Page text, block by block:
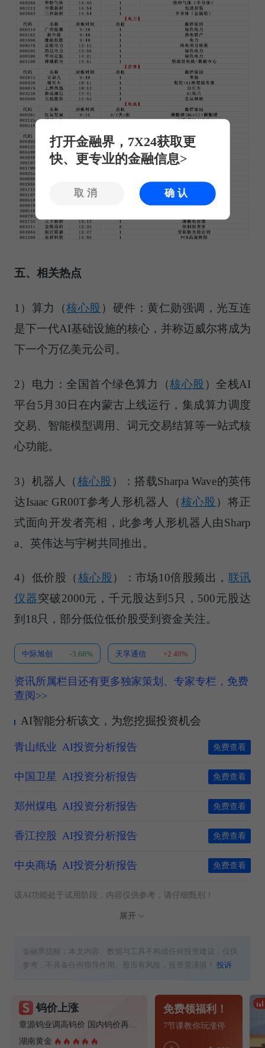
五、相关热点
1） 算力（核心股 ） 硬件：黄仁勋强调，光互连
是下一代AI基础设施的核心，并称迈威尔将成为
下一个万亿美元公司。
2）电力：全国首个绿色算力（核心股 ）全栈AI
平台5月30日在内蒙古上线运行，集成算力调度
交易、智能模型调用、词元交易结算等一站式核
心功能。
3） 机器人（核心股 ）
：搭载Sharpa Wave的英伟
达Isaac GR00T参考 人形机器人（核心股 ）将正
式面向开发者亮相，此参考人形机器人由Sharp
a、英伟达与宇树共同推出。
4） 低价股（核心股） ：市场10倍股频出， 联讯
仪器突破2000元，千元股达到5只，500元股达
到18只，部分低位低价股受到资金关注。
中际旭创 -3.68% 天孚通信 +2.40%
资讯所属栏目还有更多独家策划、专家专栏，免费
查阅>>
AI智能分析该文，为您挖掘投资机会
青山纸业 AI投资分析报告 免费查看
中国卫星 AI投资分析报告 免费查看
郑州煤电 AI投资分析报告 免费查看
香江控股 AI投资分析报告 免费查看
中央商场 AI投资分析报告 免费查看
该AI功能处于试用阶段，内容仅供参考，请仔细甄别！
展开
金融界提醒：本文内容、数据与工具不构成任何投资建议，仅供
参考，不具备任何指导作用。股市有风险，投资需谨慎！投诉
钨价上涨
湖南黄金
免费领福利！
7节课教你玩涨停
打开金融界，7X24获取更
快、更专业的金融信息>
取消 确认